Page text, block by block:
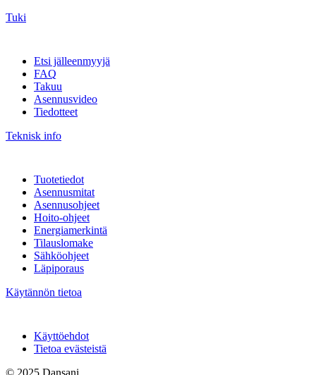
Tuki
Etsi jälleenmyyjä
FAQ
Takuu
Asennusvideo
Tiedotteet
Teknisk info
Tuotetiedot
Asennusmitat
Asennusohjeet
Hoito-ohjeet
Energiamerkintä
Tilauslomake
Sähköohjeet
Läpiporaus
Käytännön tietoa
Käyttöehdot
Tietoa evästeistä
© 2025 Dansani